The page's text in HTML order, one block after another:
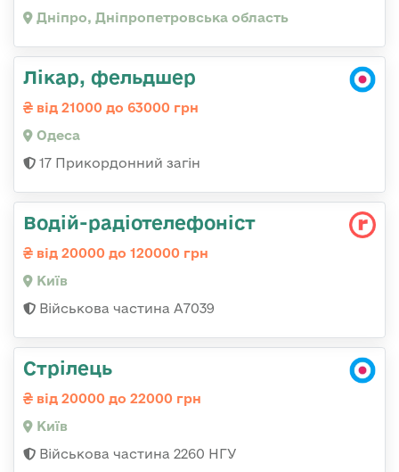
Дніпро, Дніпропетровська область
Лікар, фельдшер
від 21000 до 63000 грн
Одеса
17 Прикордонний загін
Водій-радіотелефоніст
від 20000 до 120000 грн
Київ
Військова частина А7039
Стрілець
від 20000 до 22000 грн
Київ
Військова частина 2260 НГУ